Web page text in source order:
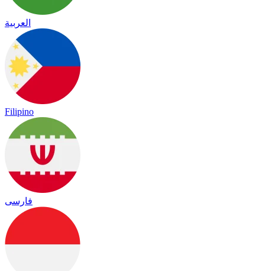
العربية
Filipino
فارسی